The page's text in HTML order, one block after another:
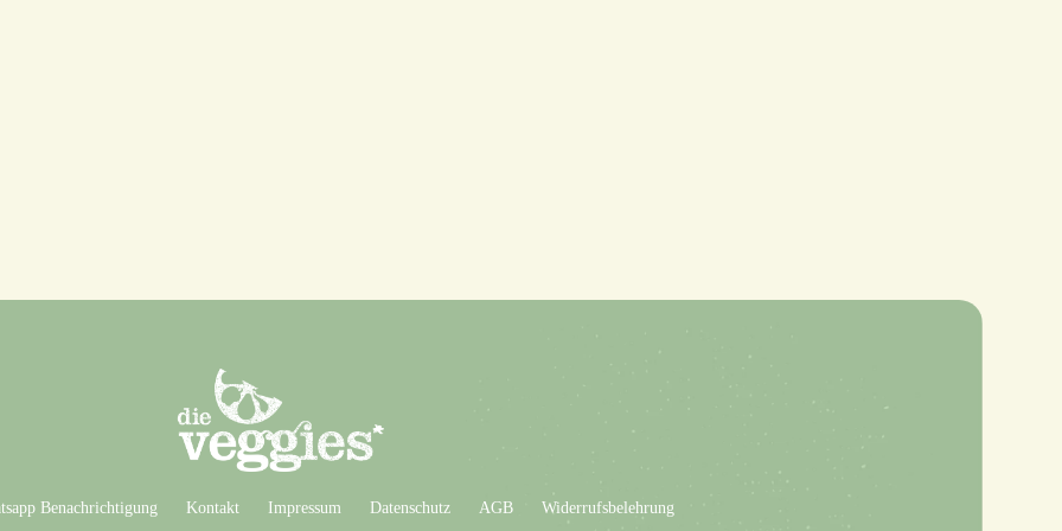
Benachrichtigung Kontakt Impressum Datenschutz AGB Widerrufsbelehrung